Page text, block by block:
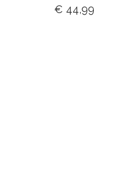
€ 44,99